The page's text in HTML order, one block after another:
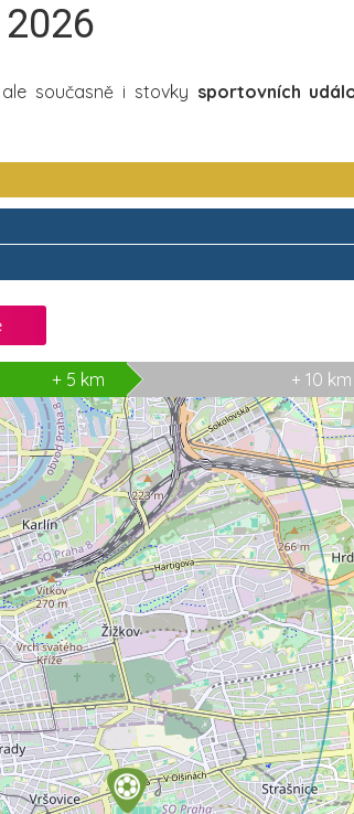
současně i stovky sportovních
+ 5 km + 10 km